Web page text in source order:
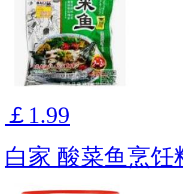
￡1.99
白家 酸菜鱼烹饪